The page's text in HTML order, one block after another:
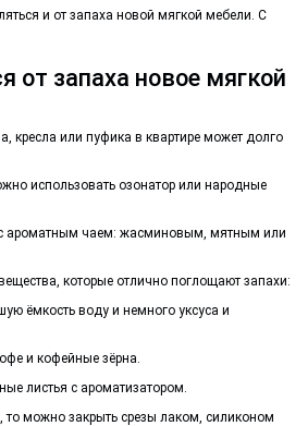
и от запаха новой мягкой мебели. С
от запаха новое мягкой
кресла или пуфика в квартире может долго
использовать озонатор или народные
с ароматным чаем: жасминовым, мятным или
которые отлично поглощают запахи:
ёмкость воду и немного уксуса и
и кофейные зёрна.
листья с ароматизатором.
то можно закрыть срезы лаком, силиконом